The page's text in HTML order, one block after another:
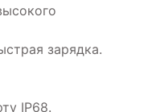
зарядка.
IP68.